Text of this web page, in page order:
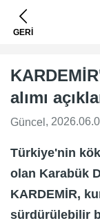
GERİ
alımı
Güncel ,
Türkiye'nin
olan Karabük
KARDEMİR,
sürdürülebilir